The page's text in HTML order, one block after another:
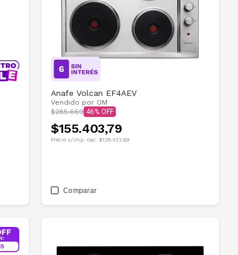
Anafe Volcan EF4AEV
Vendido por OM
$285.669 46
$155.403,79
Precio s/imp. nac. $128.432,89
Comparar